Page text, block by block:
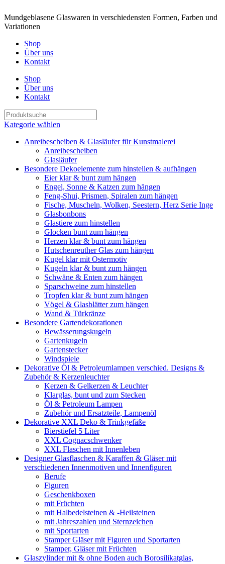
Mundgeblasene Glaswaren in verschiedensten Formen, Farben und
Variationen
Shop
Über uns
Kontakt
Shop
Über uns
Kontakt
Kategorie wählen
Anreibescheiben & Glasläufer für Kunstmalerei
Anreibescheiben
Glasläufer
Besondere Dekoelemente zum hinstellen & aufhängen
Eier klar & bunt zum hängen
Engel, Sonne & Katzen zum hängen
Feng-Shui, Prismen, Spiralen zum hängen
Fische, Muscheln, Wolken, Seestern, Herz Serie Inge
Glasbonbons
Glastiere zum hinstellen
Glocken bunt zum hängen
Herzen klar & bunt zum hängen
Hutschenreuther Glas zum hängen
Kugel klar mit Ostermotiv
Kugeln klar & bunt zum hängen
Schwäne & Enten zum hängen
Sparschweine zum hinstellen
Tropfen klar & bunt zum hängen
Vögel & Glasblätter zum hängen
Wand & Türkränze
Besondere Gartendekorationen
Bewässerungskugeln
Gartenkugeln
Gartenstecker
Windspiele
Dekorative Öl & Petroleumlampen verschied. Designs &
Zubehör & Kerzenleuchter
Kerzen & Gelkerzen & Leuchter
Klarglas, bunt und zum Stecken
Öl & Petroleum Lampen
Zubehör und Ersatzteile, Lampenöl
Dekorative XXL Deko & Trinkgefäße
Bierstiefel 5 Liter
XXL Cognacschwenker
XXL Flaschen mit Innenleben
Designer Glasflaschen & Karaffen & Gläser mit
verschiedenen Innenmotiven und Innenfiguren
Berufe
Figuren
Geschenkboxen
mit Früchten
mit Halbedelsteinen & -Heilsteinen
mit Jahreszahlen und Sternzeichen
mit Sportarten
Stamper Gläser mit Figuren und Sportarten
Stamper, Gläser mit Früchten
Glaszylinder mit & ohne Boden auch Borosilikatglas,